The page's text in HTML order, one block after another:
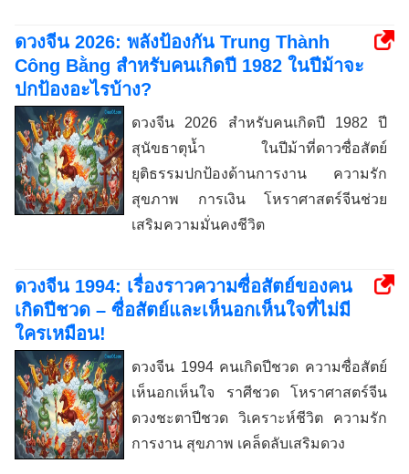
ดวงจีน 2026: พลังป้องกัน Trung Thành
Công Bằng สำหรับคนเกิดปี 1982 ในปีม้าจะ
ปกป้องอะไรบ้าง?
ดวงจีน 2026 สำหรับคนเกิดปี 1982 ปี
สุนัขธาตุน้ำ ในปีม้าที่ดาวซื่อสัตย์
ยุติธรรมปกป้องด้านการงาน ความรัก
สุขภาพ การเงิน โหราศาสตร์จีนช่วย
เสริมความมั่นคงชีวิต
ดวงจีน 1994: เรื่องราวความซื่อสัตย์ของคน
เกิดปีชวด – ซื่อสัตย์และเห็นอกเห็นใจที่ไม่มี
ใครเหมือน!
ดวงจีน 1994 คนเกิดปีชวด ความซื่อสัตย์
เห็นอกเห็นใจ ราศีชวด โหราศาสตร์จีน
ดวงชะตาปีชวด วิเคราะห์ชีวิต ความรัก
การงาน สุขภาพ เคล็ดลับเสริมดวง